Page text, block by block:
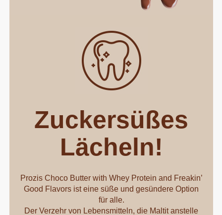
Zuckersüßes
Lächeln!
Prozis Choco Butter with Whey Protein and Freakin’
Good Flavors ist eine süße und gesündere Option
für alle.
Der Verzehr von Lebensmitteln, die Maltit anstelle